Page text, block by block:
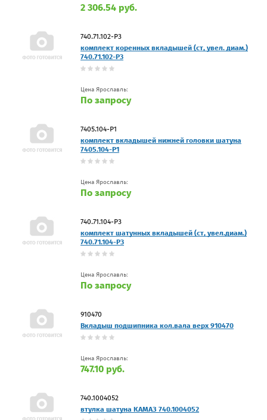
2 306.54 руб.
740.71.102-Р3
комплект коренных вкладышей (ст, увел. диам.)
740.71.102-Р3
Цена Ярославль:
По запросу
7405.104-Р1
комплект вкладышей нижней головки шатуна
7405.104-Р1
Цена Ярославль:
По запросу
740.71.104-Р3
комплект шатунных вкладышей (ст, увел.диам.)
740.71.104-Р3
Цена Ярославль:
По запросу
910470
Вкладыш подшипника кол.вала верх 910470
Цена Ярославль:
747.10 руб.
740.1004052
втулка шатуна КАМАЗ 740.1004052